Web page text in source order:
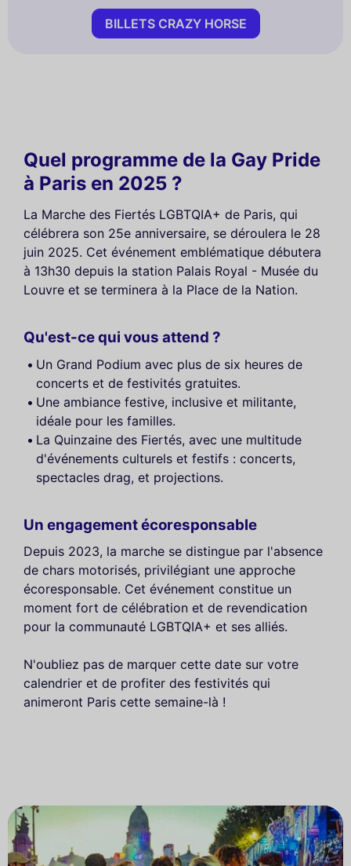
BILLETS CRAZY HORSE
Quel programme de la Gay Pride
à Paris en 2025 ?
La Marche des Fiertés LGBTQIA+ de Paris, qui
célébrera son 25e anniversaire, se déroulera le 28
juin 2025. Cet événement emblématique débutera
à 13h30 depuis la station Palais Royal - Musée du
Louvre et se terminera à la Place de la Nation.
Qu'est-ce qui vous attend ?
Un Grand Podium avec plus de six heures de
concerts et de festivités gratuites.
Une ambiance festive, inclusive et militante,
idéale pour les familles.
La Quinzaine des Fiertés, avec une multitude
d'événements culturels et festifs : concerts,
spectacles drag, et projections.
Un engagement écoresponsable
Depuis 2023, la marche se distingue par l'absence
de chars motorisés, privilégiant une approche
écoresponsable. Cet événement constitue un
moment fort de célébration et de revendication
pour la communauté LGBTQIA+ et ses alliés.
N'oubliez pas de marquer cette date sur votre
calendrier et de profiter des festivités qui
animeront Paris cette semaine-là !